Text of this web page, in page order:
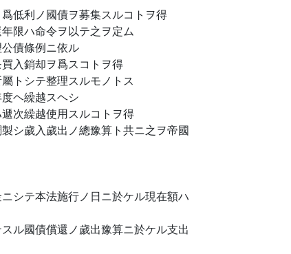
低利ノ國債ヲ募集スルコトヲ得
限ハ命令ヲ以テ之ヲ定ム
債條例ニ依ル
入銷却ヲ爲スコトヲ得
トシテ整理スルモノトス
ヘ繰越スヘシ
次繰越使用スルコトヲ得
シ歲入歲出ノ總豫算ト共ニ之ヲ帝國
シテ本法施行ノ日ニ於ケル現在額ハ
ル國債償還ノ歲出豫算ニ於ケル支出